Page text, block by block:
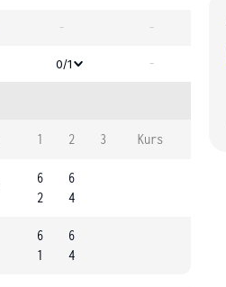
- -
0/1 -
1 2 3 Kurs
6
2
6
4
6
1
6
4